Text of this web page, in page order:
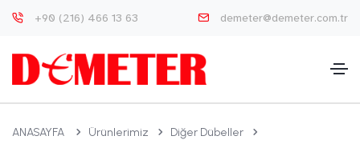
+90 (216) 466 13 63 demeter@demeter.com.tr
ANASAYFA Ürünlerimiz
Diğer Dübeller